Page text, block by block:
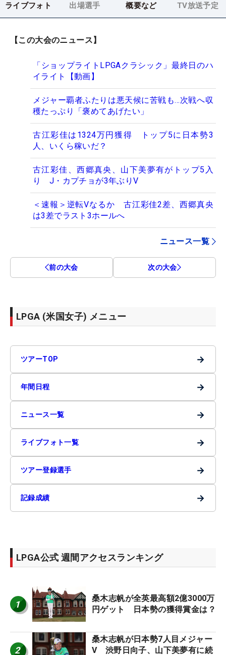
ライブフォト 出場選手 概要など TV放送予定
【この大会のニュース】
「ショップライトLPGAクラシック」最終日のハ
イライト【動画】
メジャー覇者ふたりは悪天候に苦戦も…次戦へ収
穫たっぷり「褒めてあげたい」
古江彩佳は1324万円獲得 トップ5に日本勢3
人、いくら稼いだ？
古江彩佳、西郷真央、山下美夢有がトップ5入
り J・カプチョが3年ぶりV
＜速報＞逆転Vなるか 古江彩佳2差、西郷真央
は3差でラスト3ホールへ
ニュース一覧
前の大会 次の大会
LPGA (米国女子) メニュー
ツアーTOP →
年間日程 →
ニュース一覧 →
ライブフォト一覧 →
ツアー登録選手 →
記録成績 →
LPGA公式 週間アクセスランキング
1
桑木志帆が全英最高額2億3000万
円ゲット 日本勢の獲得賞金は？
2
桑木志帆が日本勢7人目メジャー
V 渋野日向子、山下美夢有に続